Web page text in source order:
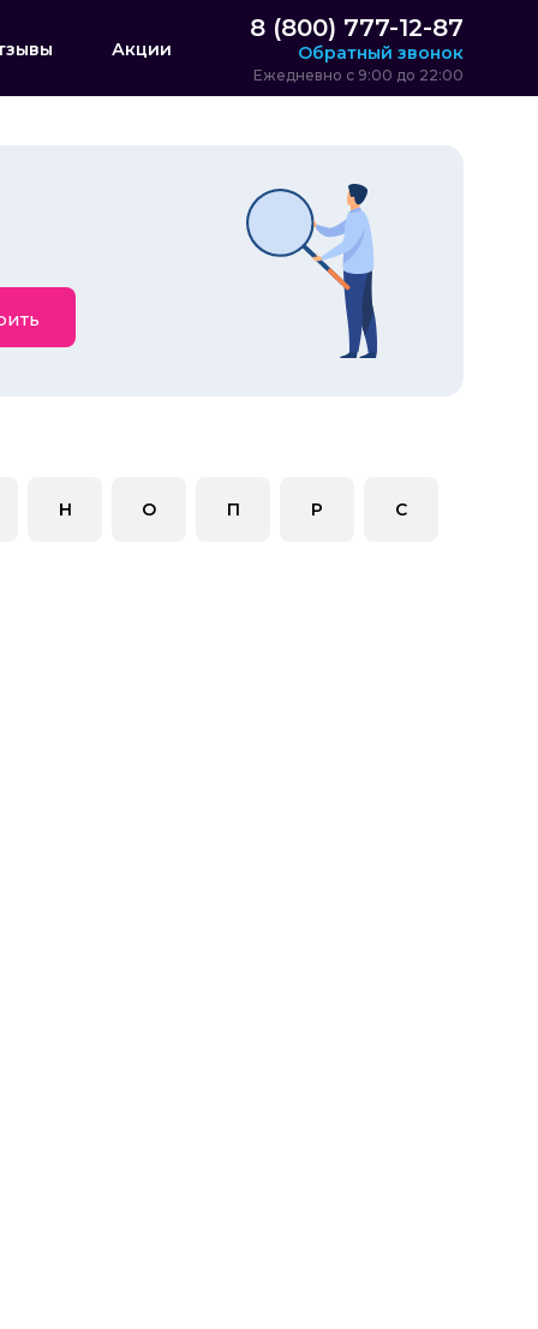
Акции
8 (800) 777-12-87
Обратный звонок
Ежедневно с 9:00 до 22:00
Н О П Р С